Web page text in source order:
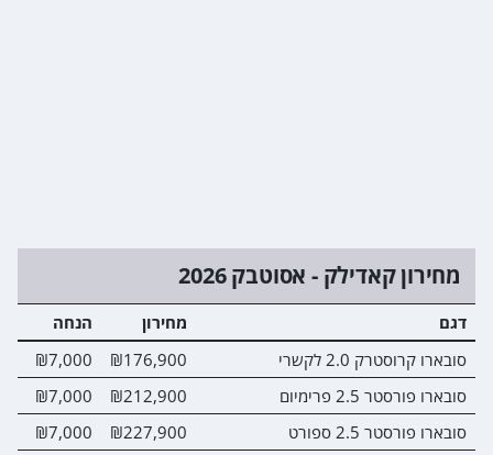
מחירון קאדילק - אסוטבק 2026
דגם מחירון הנחה
סובארו קרוסטרק 2.0 לקשרי
₪176,900
₪7,000
סובארו פורסטר 2.5 פרימיום
₪212,900
₪7,000
סובארו פורסטר 2.5 ספורט
₪227,900
₪7,000